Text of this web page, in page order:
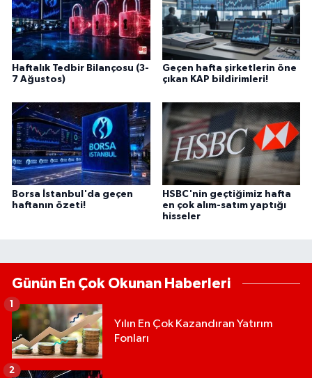
Haftalık Tedbir Bilançosu (3-
7 Ağustos)
Geçen hafta şirketlerin öne
çıkan KAP bildirimleri!
Borsa İstanbul'da geçen
haftanın özeti!
HSBC'nin geçtiğimiz hafta
en çok alım-satım yaptığı
hisseler
Günün En Çok Okunan Haberleri
Yılın En Çok Kazandıran Yatırım
Fonları
1
2